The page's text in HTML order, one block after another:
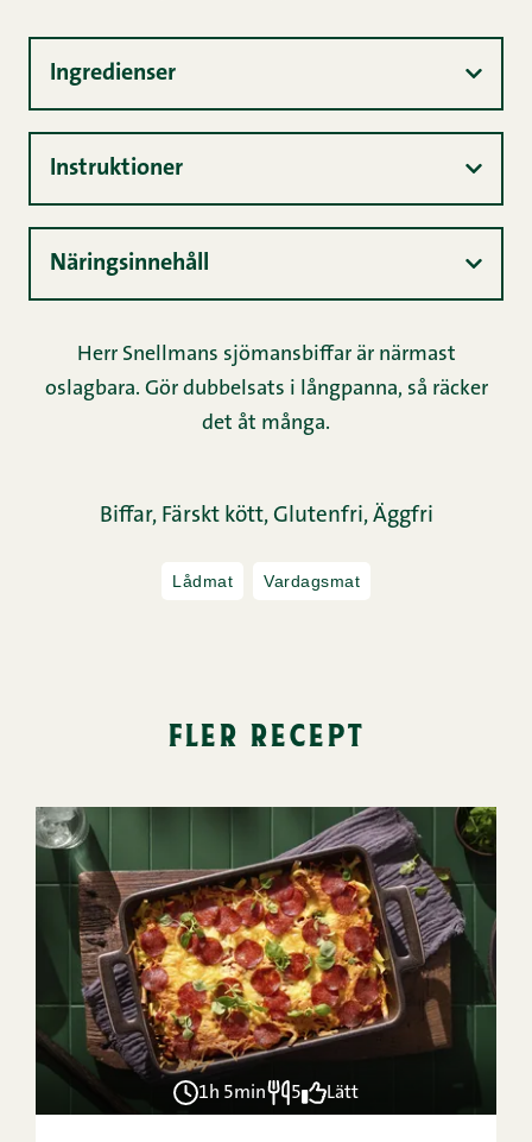
Ingredienser
Instruktioner
Näringsinnehåll
Herr Snellmans sjömansbiffar är närmast
oslagbara. Gör dubbelsats i långpanna, så räcker
det åt många.
Biffar, Färskt kött, Glutenfri, Äggfri
Lådmat Vardagsmat
fler recept
1h 5min 5 Lätt